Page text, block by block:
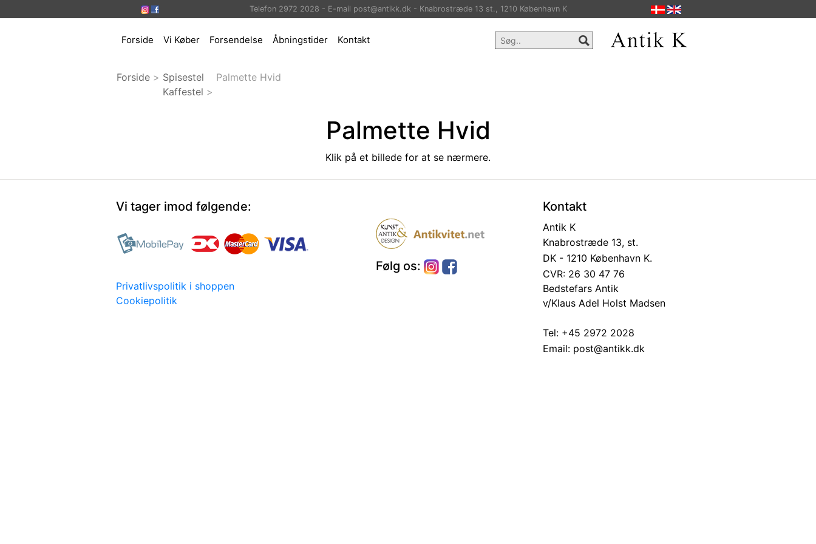
Telefon 2972 2028 - E-mail post@antikk.dk - Knabrostræde 13 st., 1210 København K
Forside Vi Køber Forsendelse Åbningstider Kontakt
Forside > Spisestel
Kaffestel >
Palmette Hvid
Palmette Hvid
Klik på et billede for at se nærmere.
Vi tager imod følgende:
Privatlivspolitik i shoppen
Cookiepolitik
Følg os:
Kontakt
Antik K
Knabrostræde 13, st.
DK - 1210 København K.
CVR: 26 30 47 76
Bedstefars Antik
v/Klaus Adel Holst Madsen
Tel: +45 2972 2028
Email:post@antikk.dk